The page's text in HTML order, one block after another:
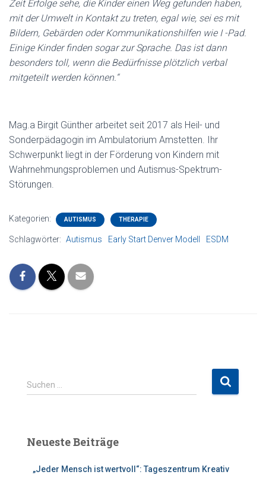
Zeit Erfolge sehe, die Kinder einen Weg gefunden haben,
mit der Umwelt in Kontakt zu treten, egal wie, sei es mit
Bildern, Gebärden oder Kommunikationshilfen wie I -Pad.
Einige Kinder finden sogar zur Sprache. Das ist dann
besonders toll, wenn die Bedürfnisse plötzlich verbal
mitgeteilt werden können.“
Mag.a Birgit Günther arbeitet seit 2017 als Heil- und
Sonderpädagogin im Ambulatorium Amstetten. Ihr
Schwerpunkt liegt in der Förderung von Kindern mit
Wahrnehmungsproblemen und Autismus-Spektrum-
Störungen.
Kategorien: AUTISMUS THERAPIE
Schlagwörter: Autismus Early Start Denver Modell ESDM
S
u
n
Suchen …
Neueste Beiträge
„Jeder Mensch ist wertvoll“: Tageszentrum Kreativ